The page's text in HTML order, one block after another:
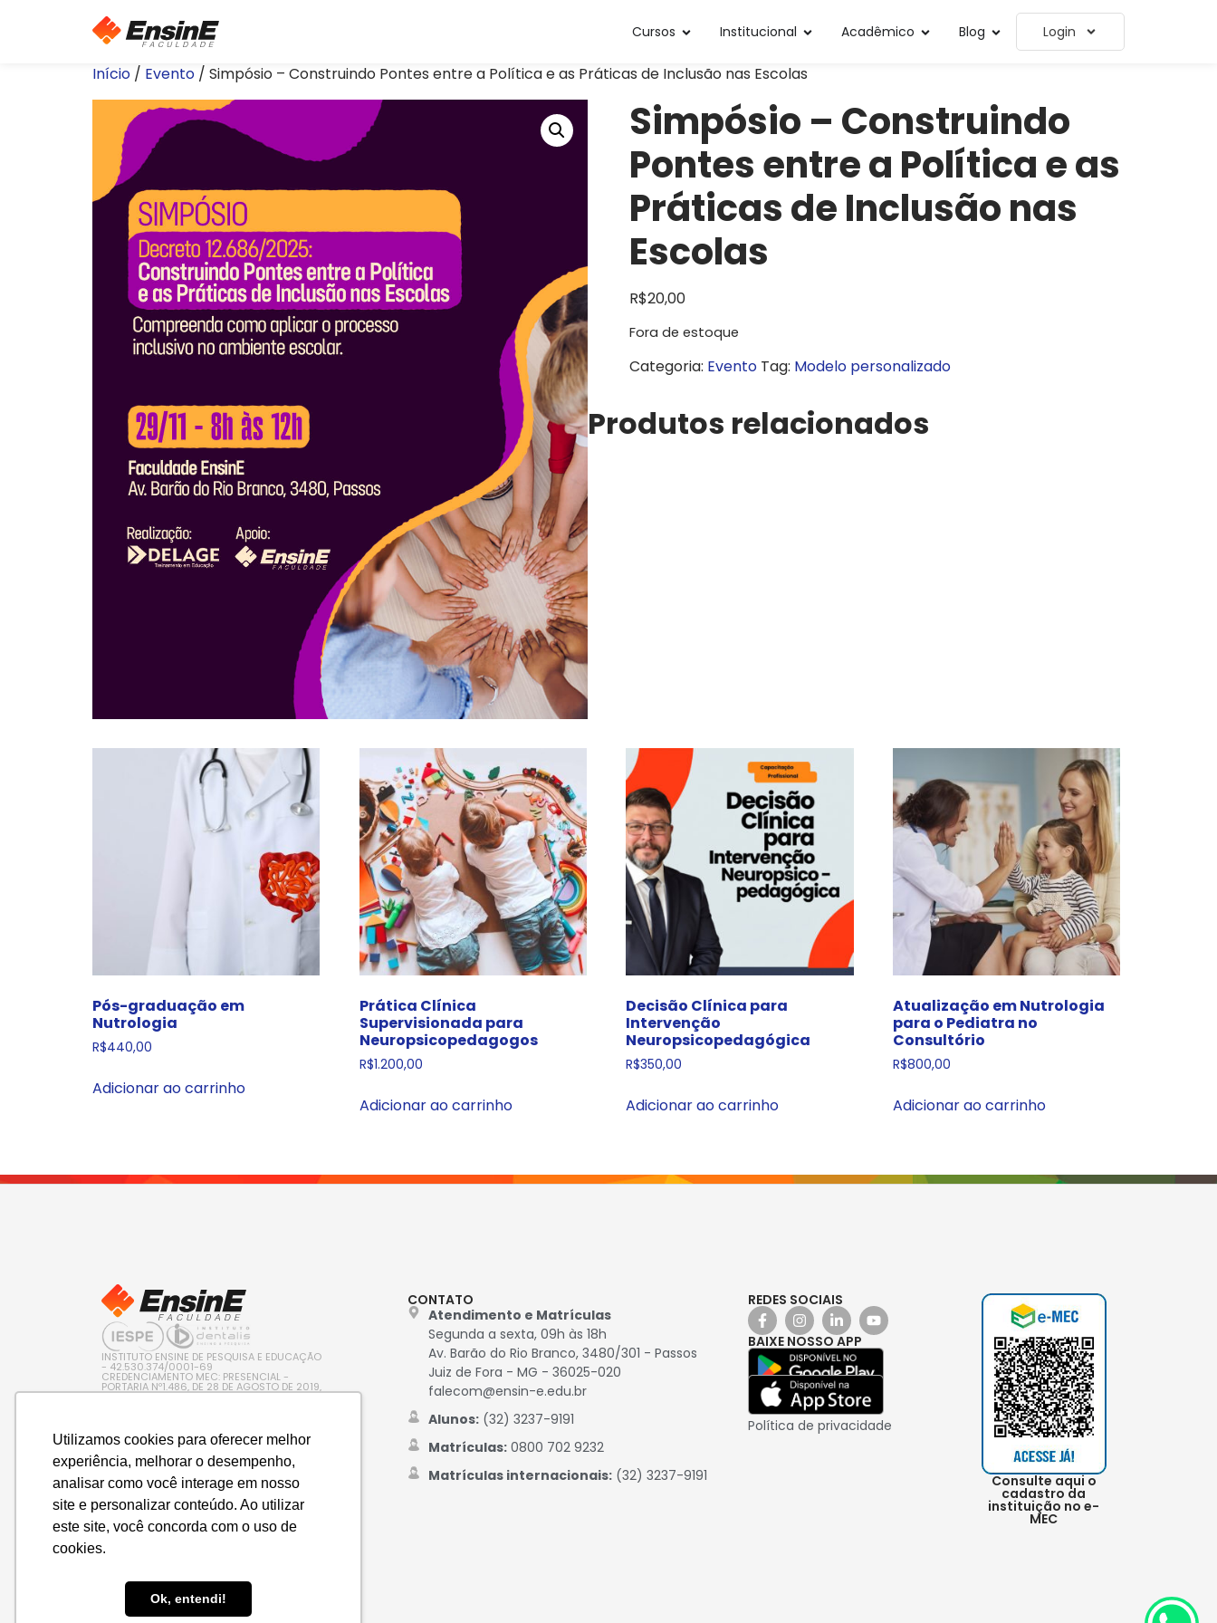
Utilizamos cookies para oferecer melhor
experiência, melhorar o desempenho,
analisar como você interage em nosso
site e personalizar conteúdo. Ao utilizar
este site, você concorda com o uso de
cookies.
Ok, entendi!
Cursos Institucional Acadêmico Blog Login
Início / Evento / Simpósio – Construindo Pontes entre a Política e as Práticas de Inclusão nas Escolas
Simpósio – Construindo
Pontes entre a Política e as
Práticas de Inclusão nas
Escolas
R$20,00
Fora de estoque
Categoria: Evento Tag: Modelo personalizado
Produtos relacionados
Pós-graduação em
Nutrologia
R$440,00
Adicionar ao carrinho
Prática Clínica
Supervisionada para
Neuropsicopedagogos
R$1.200,00
Adicionar ao carrinho
Decisão Clínica para
Intervenção
Neuropsicopedagógica
R$350,00
Adicionar ao carrinho
Atualização em Nutrologia
para o Pediatra no
Consultório
R$800,00
Adicionar ao carrinho
INSTITUTO ENSINE DE PESQUISA E EDUCAÇÃO
- 42.530.374/0001-69
CREDENCIAMENTO MEC: PRESENCIAL -
PORTARIA Nº1.486, DE 28 DE AGOSTO DE 2019,
PUBLICADA NO D.O.U. EM 29/08/2019 / EAD –
CONTATO
Atendimento e Matrículas
Segunda a sexta, 09h às 18h
Av. Barão do Rio Branco, 3480/301 - Passos
Juiz de Fora - MG - 36025-020
falecom@ensin-e.edu.br
Alunos:(32) 3237-9191
Matrículas:0800 702 9232
Matrículas internacionais:(32) 3237-9191
REDES SOCIAIS
BAIXE NOSSO APP
Política de privacidade
Consulte aqui o
cadastro da
instituição no e-
MEC